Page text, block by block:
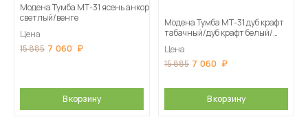
Модена Тумба МТ-31 ясень анкор
светлый/венге
Цена
15 885 7 060
В корзину
Модена Тумба МТ-31 дуб крафт
табачный/дуб крафт белый/
Цена
15 885 7 060
В корзину